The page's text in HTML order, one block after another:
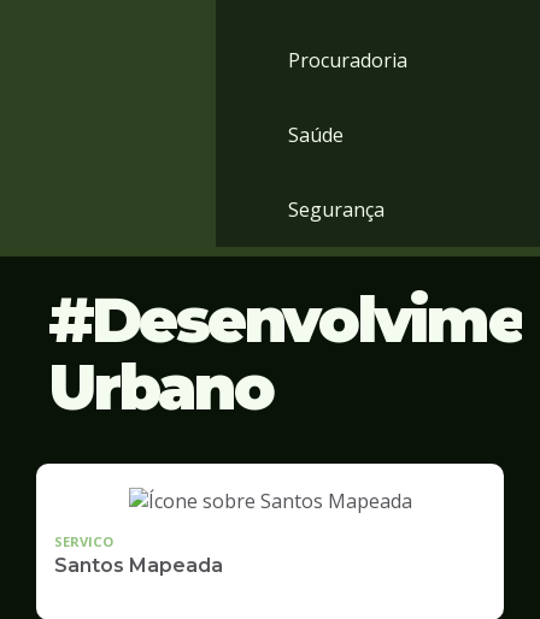
Procuradoria
Saúde
Segurança
Urbano
SERVICO
Santos Mapeada